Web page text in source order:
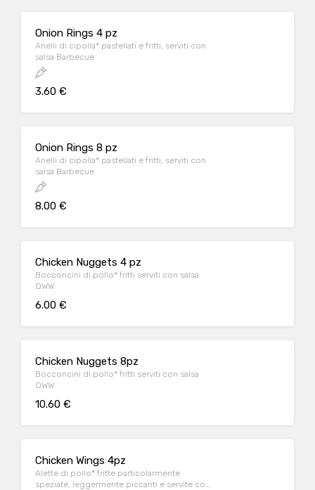
Onion Rings 4 pz
Anelli di cipolla* pastellati e fritti, serviti con
salsa Barbecue
3.60 €
Onion Rings 8 pz
Anelli di cipolla* pastellati e fritti, serviti con
salsa Barbecue
8.00 €
Chicken Nuggets 4 pz
Bocconcini di pollo* fritti serviti con salsa
OWW
6.00 €
Chicken Nuggets 8pz
Bocconcini di pollo* fritti serviti con salsa
OWW
10.60 €
Chicken Wings 4pz
Alette di pollo* fritte particolarmente
speziate, leggermente piccanti e servite con